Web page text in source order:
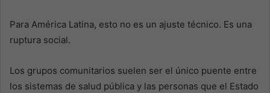
Para América Latina, esto no es un ajuste técnico. Es una
ruptura social.
Los grupos comunitarios suelen ser el único puente entre
los sistemas de salud pública y las personas que el Estado